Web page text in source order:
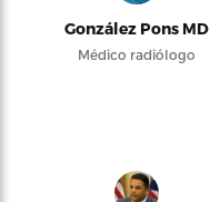
González Pons MD
Médico radiólogo